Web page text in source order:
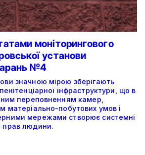
моніторингового
установи
№4
значною мірою зберігають
інфраструктури, що в
переповненням камер,
матеріально-побутових умов і
мережами створює системні
прав людини.